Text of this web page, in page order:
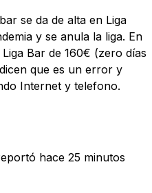
se da de alta en Liga
y se anula la liga. En
Bar de 160€ (zero días
que es un error y
Internet y telefono.
hace 25 minutos